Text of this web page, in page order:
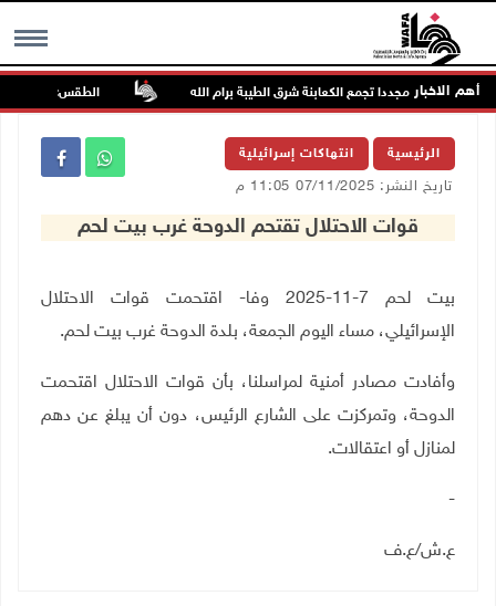
MENU أهم الاخبار
يهاجمون مجددا تجمع الكعابنة شرق الطيبة برام الله الطقس: أجواء صافية
الرئيسية انتهاكات إسرائيلية
تاريخ النشر: 07/11/2025 11:05 م
قوات الاحتلال تقتحم الدوحة غرب بيت لحم
بيت لحم 7-11-2025 وفا- اقتحمت قوات الاحتلال
الإسرائيلي، مساء اليوم الجمعة، بلدة الدوحة غرب بيت لحم.
وأفادت مصادر أمنية لمراسلنا، بأن قوات الاحتلال اقتحمت
الدوحة، وتمركزت على الشارع الرئيس، دون أن يبلغ عن دهم
لمنازل أو اعتقالات.
-
ع.ش/ع.ف